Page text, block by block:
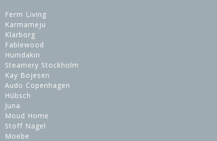
Ferm Living
Karmameju
Klarborg
Fablewood
Humdakin
Steamery Stockholm
Kay Bojesen
Audo Copenhagen
Hübsch
Juna
Moud Home
Stoff Nagel
Moebe